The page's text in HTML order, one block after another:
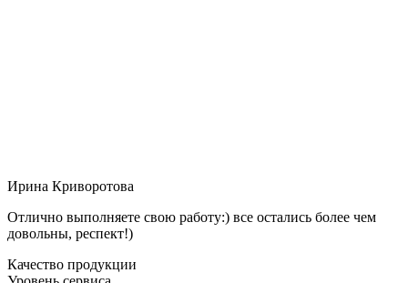
Ирина Криворотова
Отлично выполняете свою работу:) все остались более чем
довольны, респект!)
Качество продукции